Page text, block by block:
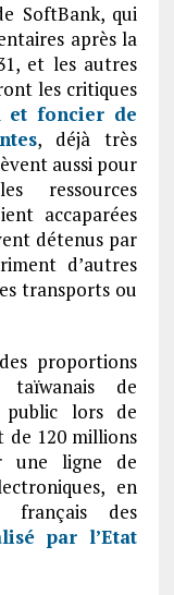
SoftBank, qui
après la
et les autres
les critiques
et foncier de
, déjà très
aussi pour
ressources
accaparées
détenus par
d’autres
transports ou
proportions
de
public lors de
de 120 millions
une ligne de
en
français des
par l’Etat